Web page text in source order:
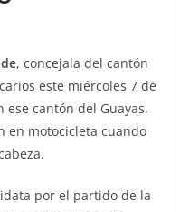
, concejala del cantón
este miércoles 7 de
ese cantón del Guayas.
en motocicleta cuando
por el partido de la